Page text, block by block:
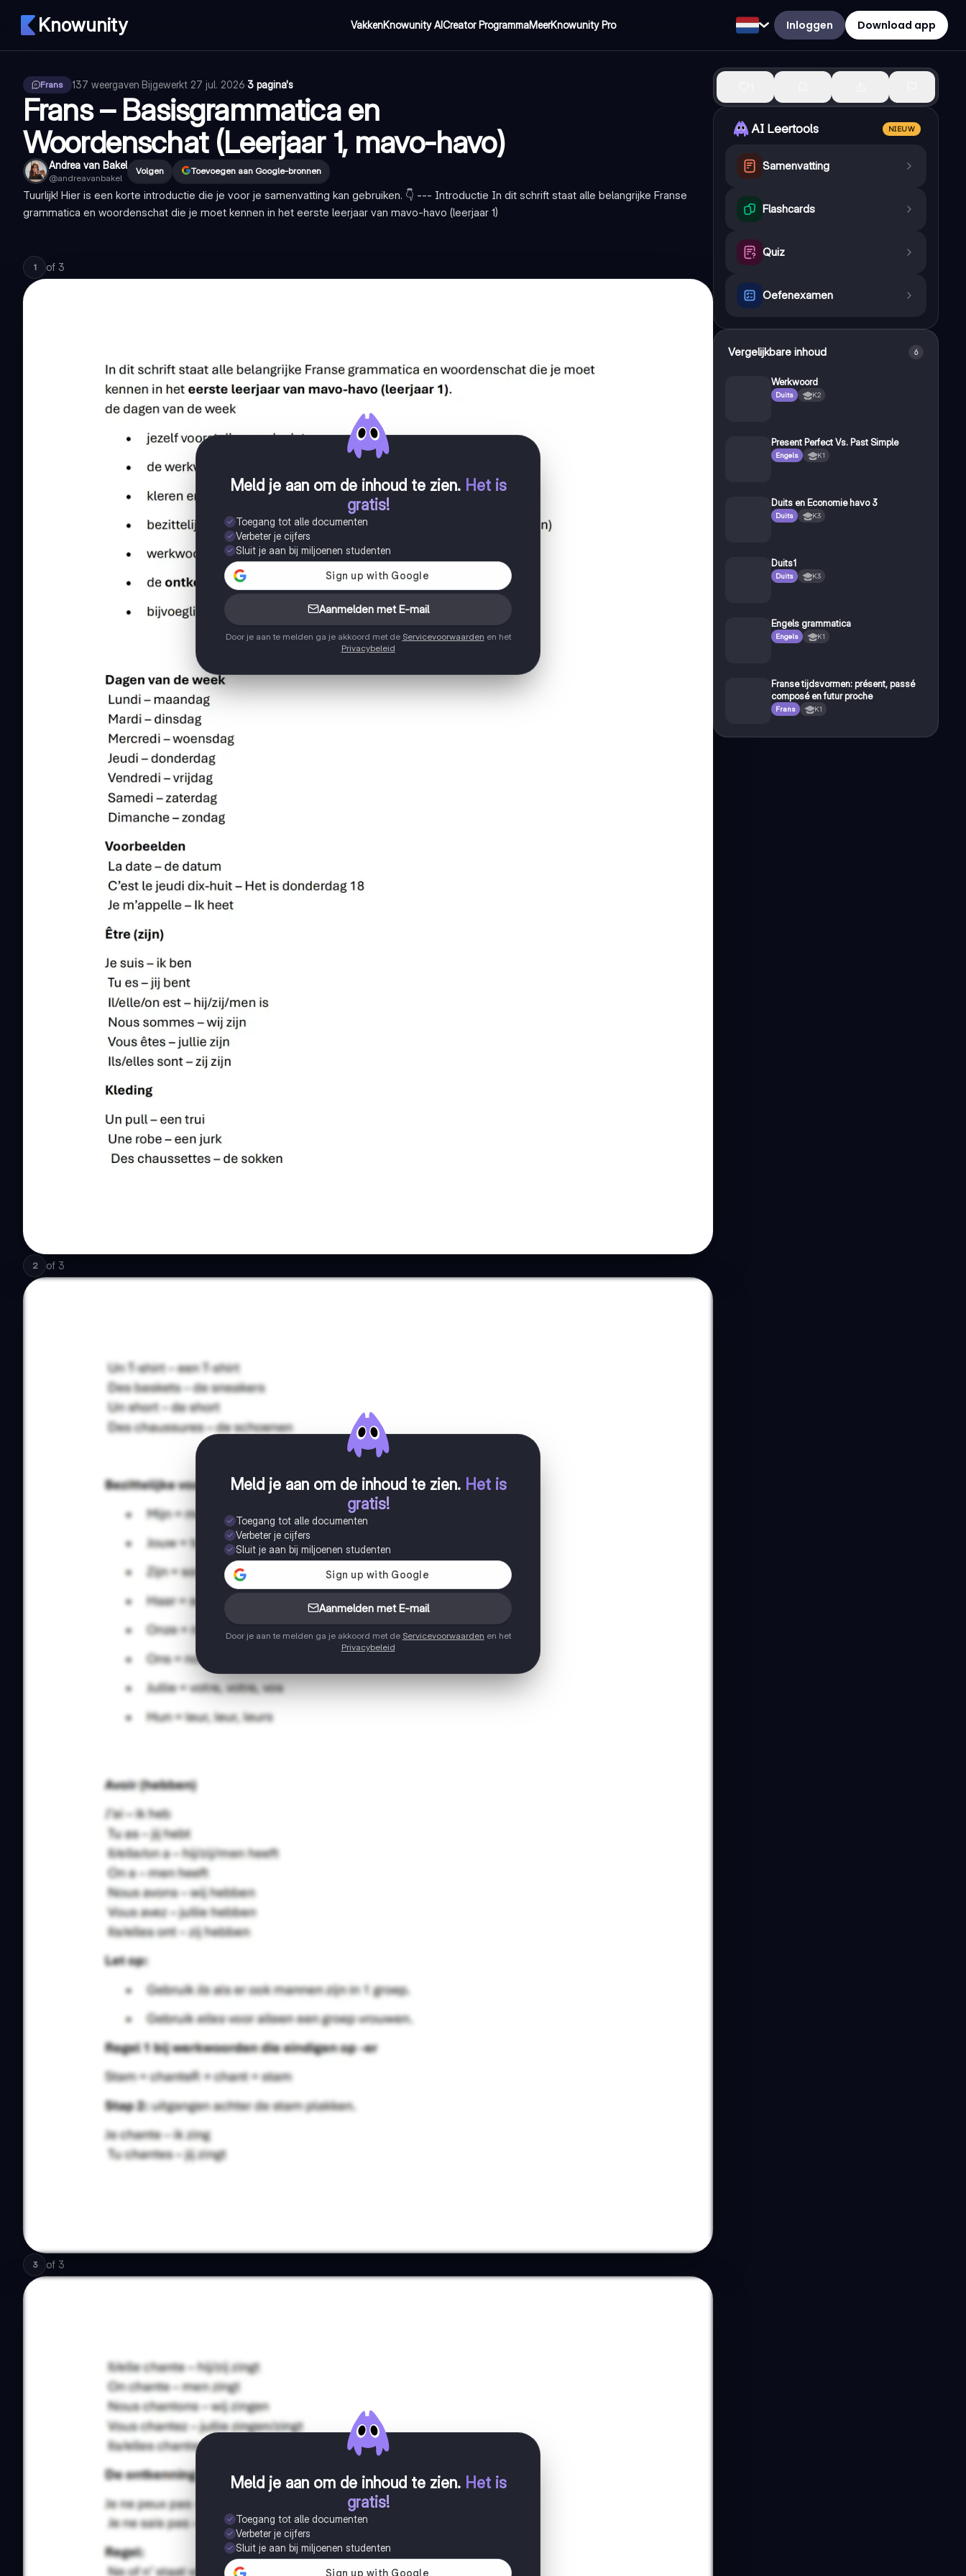
Knowunity VakkenKnowunity AICreator ProgrammaMeerKnowunity Pro Inloggen Download app
Frans 137 weergaven·Bijgewerkt 27 jul. 2026·3 pagina's
Frans – Basisgrammatica en
Woordenschat (Leerjaar 1, mavo-havo)
Andrea van Bakel
@andreavanbakel
Volgen Toevoegen aan Google-bronnen
Tuurlijk! Hier is een korte introductie die je voor je samenvatting kan gebruiken. 👇 --- Introductie In dit schrift staat alle belangrijke Franse
grammatica en woordenschat die je moet kennen in het eerste leerjaar van mavo-havo (leerjaar 1)
1 of 3
Meld je aan om de inhoud te zien. Het is
gratis!
Toegang tot alle documenten
Verbeter je cijfers
Sluit je aan bij miljoenen studenten
Aanmelden met E-mail
Door je aan te melden ga je akkoord met de Servicevoorwaarden en het
Privacybeleid
2 of 3
Meld je aan om de inhoud te zien. Het is
gratis!
Toegang tot alle documenten
Verbeter je cijfers
Sluit je aan bij miljoenen studenten
Aanmelden met E-mail
Door je aan te melden ga je akkoord met de Servicevoorwaarden en het
Privacybeleid
3 of 3
Meld je aan om de inhoud te zien. Het is
gratis!
Toegang tot alle documenten
Verbeter je cijfers
Sluit je aan bij miljoenen studenten
AI Leertools NIEUW
Samenvatting
Flashcards
Quiz
Oefenexamen
Vergelijkbare inhoud 6
Werkwoord
Duits K2
Present Perfect Vs. Past Simple
Engels K1
Duits en Economie havo 3
Duits K3
Duits1
Duits K3
Engels grammatica
Engels K1
Franse tijdsvormen: présent, passé
composé en futur proche
Frans K1